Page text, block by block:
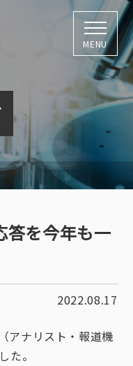
株式会社キャン
MENU
答を今年も一
2022.08.17
アナリスト・報道機
た。